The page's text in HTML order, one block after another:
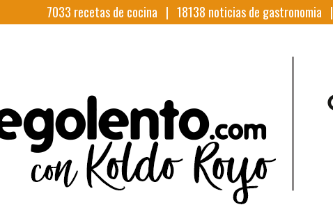
7033 recetas de cocina | 18138 noticias de gastronomia |